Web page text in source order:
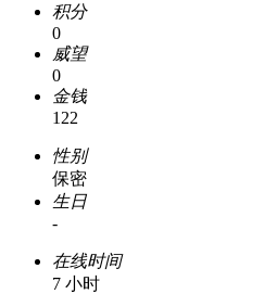
积分
0
威望
0
金钱
122
性别
保密
生日
-
在线时间
7 小时